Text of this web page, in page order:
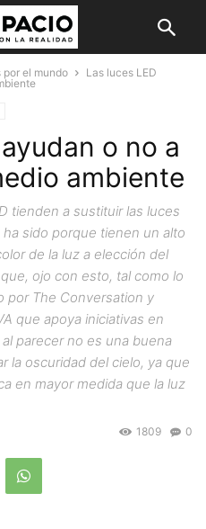
el mundo
Las luces LED
o no a
ambiente
tienden a sustituir las luces
sido porque tienen un alto
de la luz a elección del
ojo con esto, tal como lo
por The Conversation y
que apoya iniciativas en
parecer no es una buena
la oscuridad del cielo, ya que
en mayor medida que la luz
0
1809